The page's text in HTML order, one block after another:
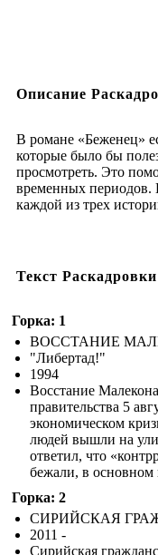
Описание
В романе «Беженец»
которые было бы
просмотреть. Это
временных периодов.
каждой из трех
Текст Раскадровки
Горка: 1
ВОССТАНИЕ
"Либертад!"
1994
Восстание
правительства 5
экономическом
людей вышли на
ответил, что
бежали, в
Горка: 2
СИРИЙСКАЯ
2011 -
Сирийская